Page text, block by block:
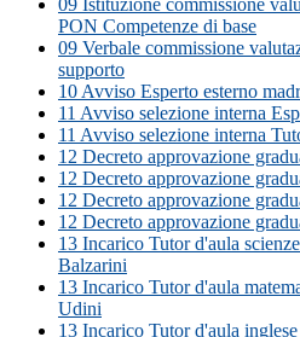
09 Istituzione commissione
PON Competenze di base
09 Verbale commissione
supporto
10 Avviso Esperto esterno
11 Avviso selezione interna
11 Avviso selezione interna
12 Decreto approvazione
12 Decreto approvazione
12 Decreto approvazione
12 Decreto approvazione
13 Incarico Tutor d'aula
Balzarini
13 Incarico Tutor d'aula
Udini
13 Incarico Tutor d'aula